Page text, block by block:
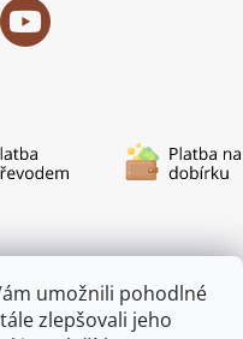
umožnili pohodlné
zlepšovali jeho